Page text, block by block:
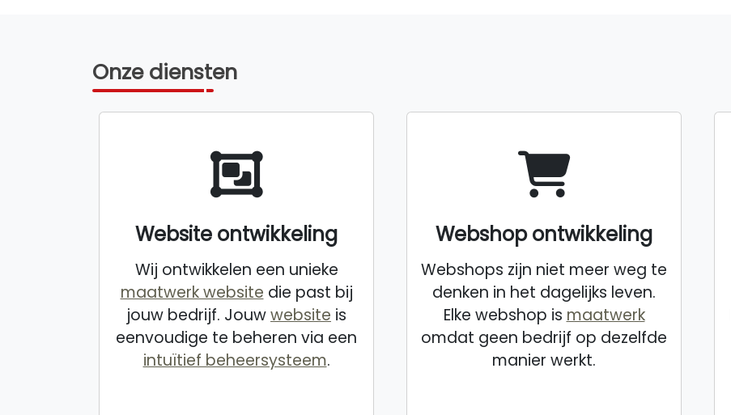
Onze diensten
Website ontwikkeling
Wij ontwikkelen een unieke
maatwerk website die past bij
jouw bedrijf. Jouwwebsite is
eenvoudige te beheren via een
intuïtief beheersysteem.
Webshop ontwikkeling
Webshops zijn niet meer weg te
denken in het dagelijks leven.
Elke webshop is maatwerk
omdat geen bedrijf op dezelfde
manier werkt.